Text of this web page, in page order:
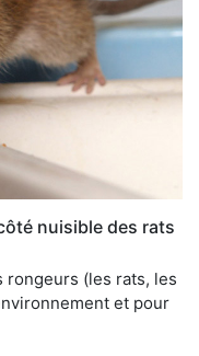
nuisible des rats
rongeurs (les rats, les
et pour